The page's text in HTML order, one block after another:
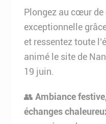
Plongez au cœur de
exceptionnelle
et ressentez toute
animé le site de
19 juin.
👥Ambiance
échanges